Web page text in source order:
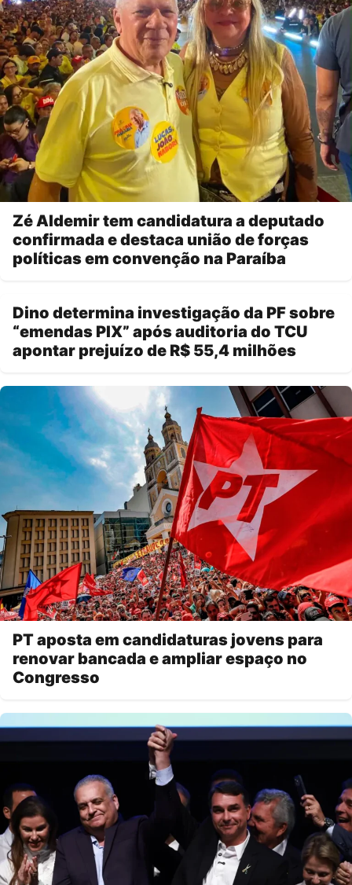
Zé Aldemir tem candidatura a deputado
confirmada e destaca união de forças
políticas em convenção na Paraíba
Dino determina investigação da PF sobre
“emendas PIX” após auditoria do TCU
apontar prejuízo de R$ 55,4 milhões
PT aposta em candidaturas jovens para
renovar bancada e ampliar espaço no
Congresso